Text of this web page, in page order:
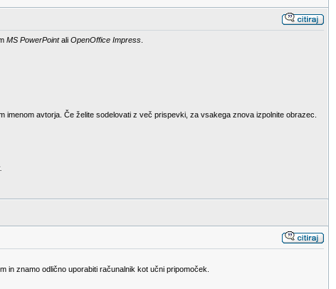
MS PowerPointali OpenOffice Impress
imenom avtorja. Če želite sodelovati z več prispevki, za vsakega znova izpolnite obrazec.
in znamo odlično uporabiti računalnik kot učni pripomoček.